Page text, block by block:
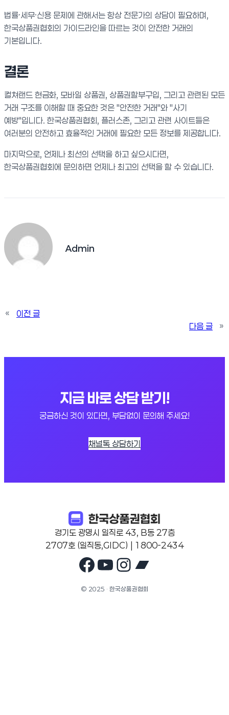
법률·세무·신용 문제에 관해서는 항상 전문가의 상담이 필요하며,
한국상품권협회의 가이드라인을 따르는 것이 안전한 거래의
기본입니다.
결론
컬쳐랜드 현금화, 모바일 상품권, 상품권할부구입, 그리고 관련된 모든
거래 구조를 이해할 때 중요한 것은 "안전한 거래"와 "사기
예방"입니다. 한국상품권협회, 플러스존, 그리고 관련 사이트들은
여러분의 안전하고 효율적인 거래에 필요한 모든 정보를 제공합니다.
마지막으로, 언제나 최선의 선택을 하고 싶으시다면,
한국상품권협회에 문의하면 언제나 최고의 선택을 할 수 있습니다.
Admin
«
이전 글
다음 글
»
지금 바로 상담 받기!
궁금하신 것이 있다면, 부담없이 문의해 주세요!
채널톡 상담하기
경기도 광명시 일직로 43, B동 27층
2707호 (일직동,GIDC) | 1800-2434
Facebook
YouTube
Instagram
© 2025 · 한국상품권협회